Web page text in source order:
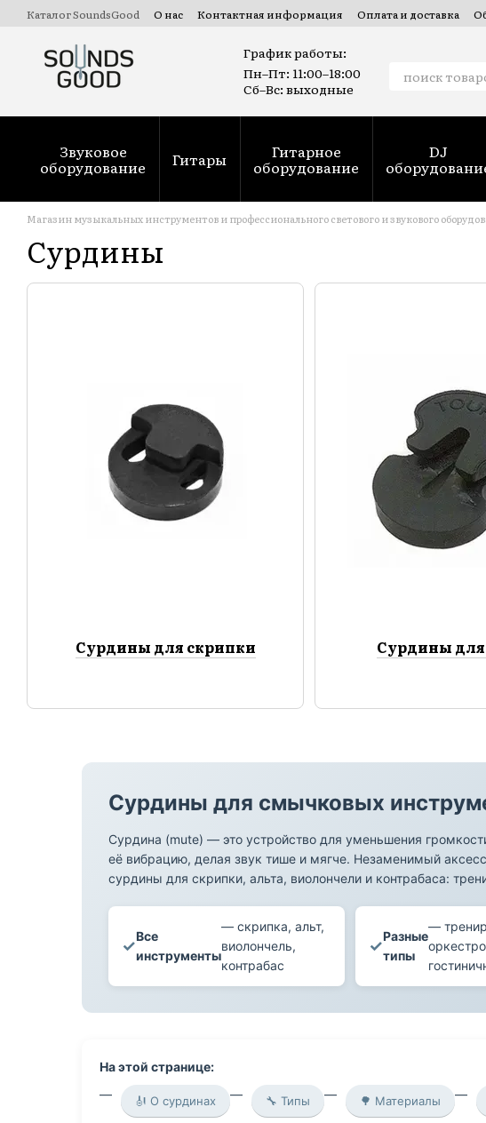
Перейти к основному контенту
Каталог SoundsGood О нас Контактная информация Оплата и доставка
График работы:
Пн–Пт: 11:00–18:00
Сб–Вс: выходные
Звуковое
оборудование Гитары Гитарное
оборудование
DJ
Магазин музыкальных инструментов и профессионального светового и звукового
Сурдины
Сурдины для смычковых
Сурдина (mute) — это устройство для уменьшения
её вибрацию, делая звук тише и мягче. Незаменимый
сурдины для скрипки, альта, виолончели и контрабаса:
✓
Все
инструменты
— скрипка, альт,
виолончель,
контрабас
✓
Разные
типы
—
На этой странице:
🎻 О сурдинах 🔧 Типы 🌳 Материалы
Сурдины для скрипки Сурдины для